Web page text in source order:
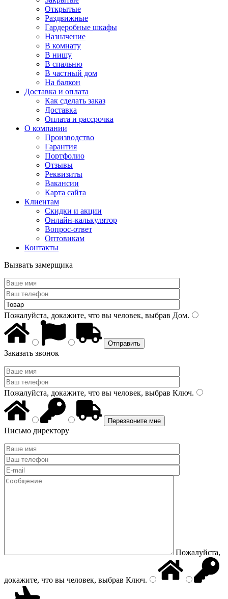
Открытые
Раздвижные
Гардеробные шкафы
Назначение
В комнату
В нишу
В спальню
В частный дом
На балкон
Доставка и оплата
Как сделать заказ
Доставка
Оплата и рассрочка
О компании
Производство
Гарантия
Портфолио
Отзывы
Реквизиты
Вакансии
Карта сайта
Клиентам
Скидки и акции
Онлайн-калькулятор
Вопрос-ответ
Оптовикам
Контакты
Вызвать замерщика
Пожалуйста, докажите, что вы человек, выбрав Дом.
Заказать звонок
Пожалуйста, докажите, что вы человек, выбрав Ключ.
Письмо директору
Пожалуйста,
докажите, что вы человек, выбрав Ключ.